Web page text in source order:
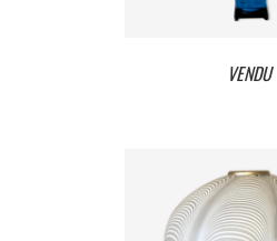
VENDU